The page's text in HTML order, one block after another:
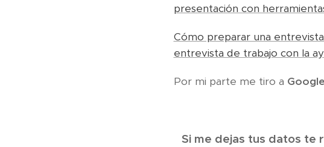
presentación con
Cómo preparar una
entrevista de trabajo con la
Por mi parte me tiro a
Si me dejas tus datos te